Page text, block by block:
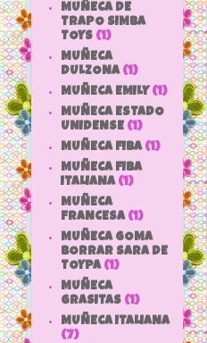
MUÑECA DE
TRAPO SIMBA
TOYS (1)
MUÑECA
DULZONA (1)
MUÑECA EMILY (1)
MUÑECA ESTADO
UNIDENSE (1)
MUÑECA FIBA (1)
MUÑECA FIBA
ITALIANA (1)
MUÑECA
FRANCESA (1)
MUÑECA GOMA
BORRAR SARA DE
TOYPA (1)
MUÑECA
GRASITAS (1)
MUÑECA ITALIANA
(7)